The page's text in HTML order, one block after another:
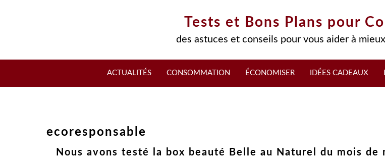
Tests et Bons Plans pour
des astuces et conseils pour vous aider à
ACTUALITÉS CONSOMMATION ÉCONOMISER IDÉES CADEAUX
ecoresponsable
Nous avons testé la box beauté Belle au Naturel du mois de